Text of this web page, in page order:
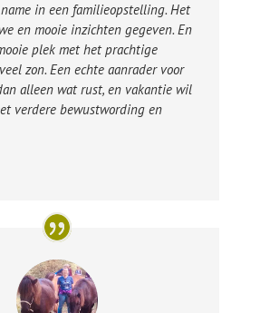
in een familieopstelling. Het
en mooie inzichten gegeven. En
plek met het prachtige
zon. Een echte aanrader voor
alleen wat rust, en vakantie wil
verdere bewustwording en